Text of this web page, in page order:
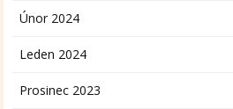
Únor 2024
Leden 2024
Prosinec 2023